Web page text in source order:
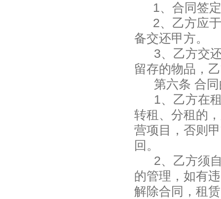
1、合同签
2、乙方应
备交还甲方。
3、乙方交
留存的物品，
第六条 合
1、乙方在
转租、分租的
营项目，否则
回。
2、乙方须
的管理，如有
解除合同，租